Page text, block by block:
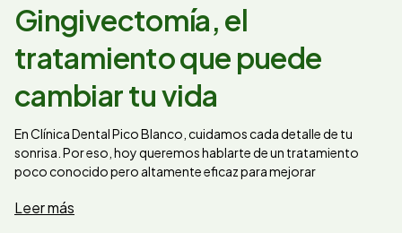
Gingivectomía, el
tratamiento que puede
cambiar tu vida
En Clínica Dental Pico Blanco, cuidamos cada detalle de tu
sonrisa. Por eso, hoy queremos hablarte de un tratamiento
poco conocido pero altamente eficaz para mejorar
Leer más